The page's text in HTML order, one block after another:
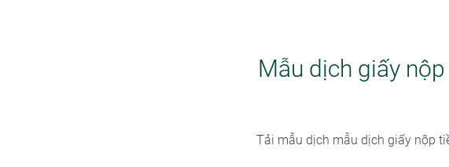
Mẫu dịch giấy
Tải mẫu dịch mẫu dịch giấy nộp